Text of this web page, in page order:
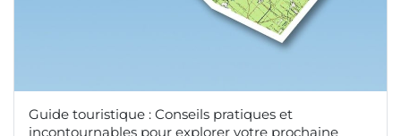
Guide touristique : Conseils pratiques et
incontournables pour explorer votre prochaine